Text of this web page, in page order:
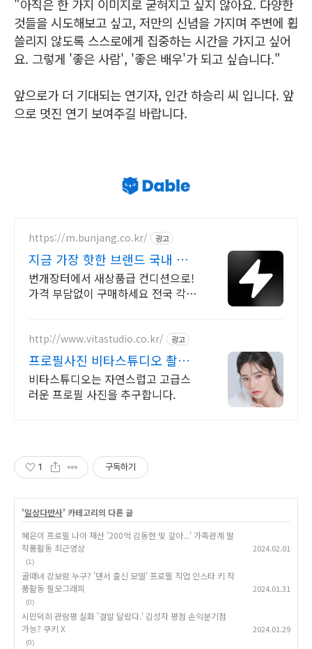
"아직은 한 가지 이미지로 굳혀지고 싶지 않아요. 다양한
것들을 시도해보고 싶고, 저만의 신념을 가지며 주변에 휩
쓸리지 않도록 스스로에게 집중하는 시간을 가지고 싶어
요. 그렇게 '좋은 사람', '좋은 배우'가 되고 싶습니다."
앞으로가 더 기대되는 연기자, 인간 하승리 씨 입니다. 앞
으로 멋진 연기 보여주길 바랍니다.
https://m.bunjang.co.kr/ 광고
지금 가장 핫한 브랜드 국내 최
대 브랜드 중고거래
번개장터에서 새상품급 컨디션으로!
가격 부담없이 구매하세요 전국 각지
http://www.vitastudio.co.kr/ 광고
프로필사진 비타스튜디오 촬영
당일 1:1 사진수정
비타스튜디오는 자연스럽고 고급스
러운 프로필 사진을 추구합니다.
1 구독하기
'일상다반사' 카테고리의 다른 글
혜은이 프로필 나이 재산 '200억 김동현 빚 갚아...' 가족관계 딸
작품활동 최근영상
(1)
2024.02.01
골때녀 강보람 누구? '댄서 출신 모델' 프로필 직업 인스타 키 작
품활동 필모그래피
(0)
2024.01.31
시민덕희 관람평 실화 '결말 달랐다.' 김성자 평점 손익분기점
가능? 쿠키 X
(0)
2024.01.29